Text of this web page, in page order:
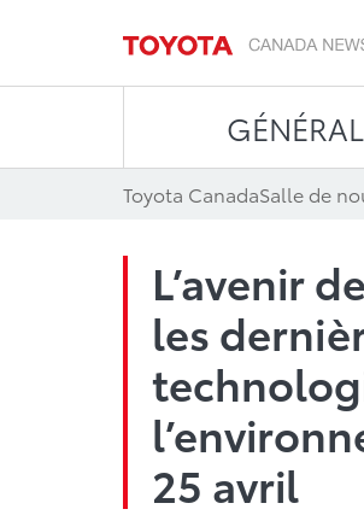
GÉNÉRAL
Toyota CanadaSalle de
L’avenir
les
25 avril